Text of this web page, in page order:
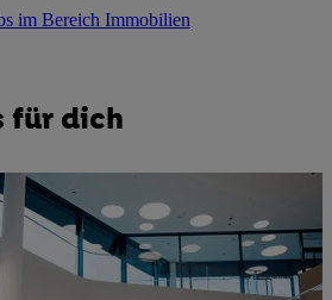
im Bereich Immobilien
für dich